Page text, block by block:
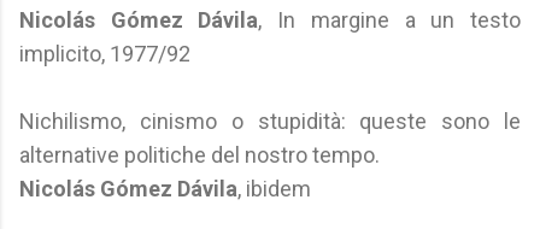
Nicolás Gómez Dávila, In margine a un testo
implicito, 1977/92
Nichilismo, cinismo o stupidità: queste sono le
alternative politiche del nostro tempo.
Nicolás Gómez Dávila, ibidem